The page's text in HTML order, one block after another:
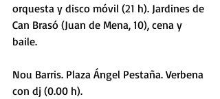
orquesta y disco móvil (21 h). Jardines de
Can Brasó (Juan de Mena, 10), cena y
baile.
Nou Barris. Plaza Ángel Pestaña. Verbena
con dj (0.00 h).